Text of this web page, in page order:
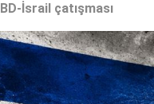
İsrail çatışması